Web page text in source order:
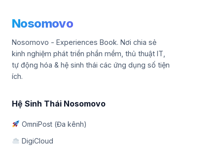
Nosomovo
Nosomovo - Experiences Book. Nơi chia sẻ
kinh nghiệm phát triển phần mềm, thủ thuật IT,
tự động hóa & hệ sinh thái các ứng dụng số tiện
ích.
Hệ Sinh Thái Nosomovo
OmniPost (Đa kênh)
DigiCloud